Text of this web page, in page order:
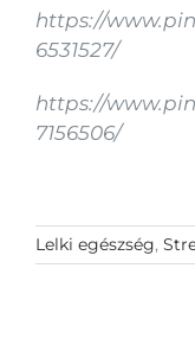
https://
6531527/
https://
7156506/
Lelki egészség,